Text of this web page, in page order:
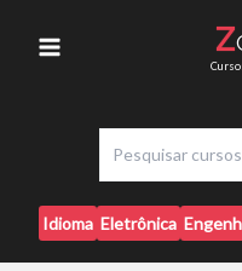
Menu
Z
Idioma Eletrônica